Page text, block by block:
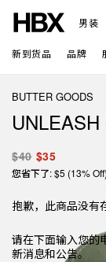
男装
新到货品 品牌
BUTTER GOODS
$40 $35
您省下了: $5 (13% Off)
抱歉，此商品没有
请在下面输入您的
新消息和公告。